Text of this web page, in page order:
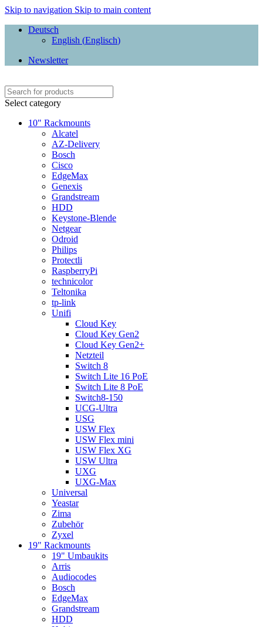
Skip to navigation Skip to main content
Deutsch
English (Englisch)
Newsletter
Select category
10" Rackmounts
Alcatel
AZ-Delivery
Bosch
Cisco
EdgeMax
Genexis
Grandstream
HDD
Keystone-Blende
Netgear
Odroid
Philips
Protectli
RaspberryPi
technicolor
Teltonika
tp-link
Unifi
Cloud Key
Cloud Key Gen2
Cloud Key Gen2+
Netzteil
Switch 8
Switch Lite 16 PoE
Switch Lite 8 PoE
Switch8-150
UCG-Ultra
USG
USW Flex
USW Flex mini
USW Flex XG
USW Ultra
UXG
UXG-Max
Universal
Yeastar
Zima
Zubehör
Zyxel
19" Rackmounts
19" Umbaukits
Arris
Audiocodes
Bosch
EdgeMax
Grandstream
HDD